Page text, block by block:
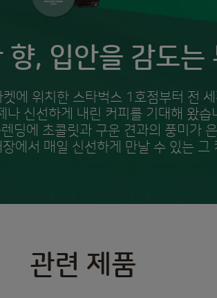
, 입안을 감도는
에 위치한 스타벅스 1호점부터 전
나 신선하게 내린 커피를 기대해 왔습
딩에 초콜릿과 구운 견과의 풍미가
에서 매일 신선하게 만날 수 있는 그
관련 제품